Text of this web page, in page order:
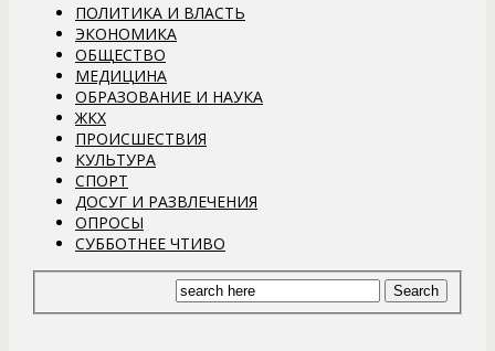
ПОЛИТИКА И ВЛАСТЬ
ЭКОНОМИКА
ОБЩЕСТВО
МЕДИЦИНА
ОБРАЗОВАНИЕ И НАУКА
ЖКХ
ПРОИСШЕСТВИЯ
КУЛЬТУРА
СПОРТ
ДОСУГ И РАЗВЛЕЧЕНИЯ
ОПРОСЫ
СУББОТНЕЕ ЧТИВО